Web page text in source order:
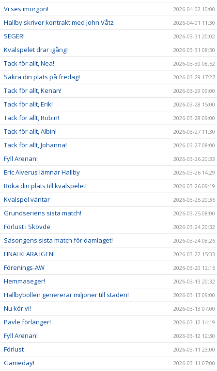
Vi ses imorgon! 2026-04-02 10:00
Hallby skriver kontrakt med John Våtz 2026-04-01 11:30
SEGER! 2026-03-31 20:02
Kvalspelet drar igång! 2026-03-31 08:30
Tack för allt, Nea! 2026-03-30 08:52
Säkra din plats på fredag! 2026-03-29 17:27
Tack för allt, Kenan! 2026-03-29 09:00
Tack för allt, Erik! 2026-03-28 15:00
Tack för allt, Robin! 2026-03-28 09:00
Tack för allt, Albin! 2026-03-27 11:30
Tack för allt, Johanna! 2026-03-27 08:00
Fyll Arenan! 2026-03-26 20:33
Eric Alverus lämnar Hallby 2026-03-26 14:29
Boka din plats till kvalspelet! 2026-03-26 09:19
Kvalspel väntar 2026-03-25 20:35
Grundseriens sista match! 2026-03-25 08:00
Förlust i Skövde 2026-03-24 20:32
Säsongens sista match för damlaget! 2026-03-24 08:26
FINALKLARA IGEN! 2026-03-22 15:33
Förenings-AW 2026-03-20 12:16
Hemmaseger! 2026-03-13 20:32
Hallbybollen genererar miljoner till staden! 2026-03-13 09:00
Nu kör vi! 2026-03-13 07:00
Pavle förlänger! 2026-03-12 14:19
Fyll Arenan! 2026-03-12 12:30
Förlust 2026-03-11 23:00
Gameday! 2026-03-11 07:00